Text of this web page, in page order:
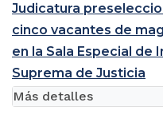
Judicatura
cinco vacantes de
en la Sala Especial de
Suprema de Justicia
Más detalles